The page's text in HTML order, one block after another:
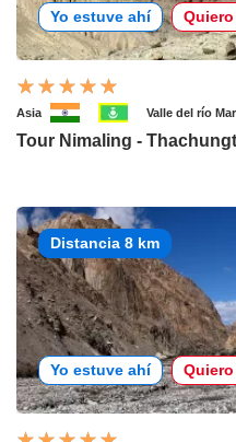
Yo estuve ahí
Asia Valle del río
Tour Nimaling -
Distancia 8 km
Yo estuve ahí